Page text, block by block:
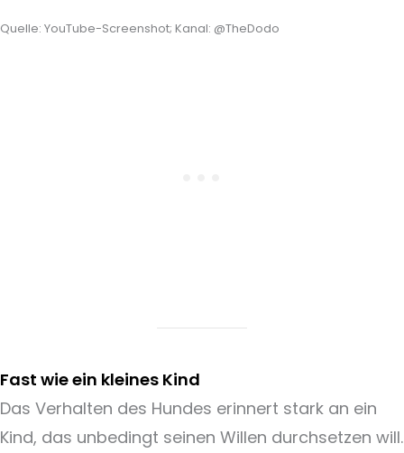
Quelle: YouTube-Screenshot; Kanal: @TheDodo
Fast wie ein kleines Kind
Das Verhalten des Hundes erinnert stark an ein
Kind, das unbedingt seinen Willen durchsetzen will.